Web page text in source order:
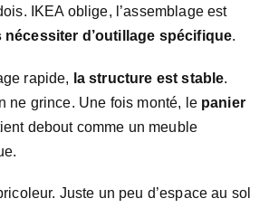
IKEA oblige, l’assemblage est
nécessiter d’outillage spécifique.
rapide, la structure est stable.
ne grince. Une fois monté, le panier
debout comme un meuble
Juste un peu d’espace au sol